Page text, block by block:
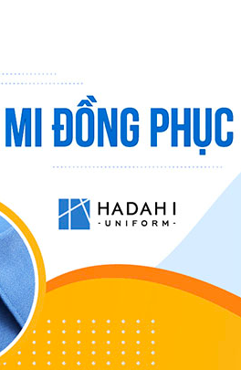
XU HƯỚNG NHỮNG MẪU ÁO ĐỒNG PHỤC
ĐƯỢC ƯA CHUỘNG TẠI HADAHI 2026
Cập nhật các mẫu áo đồng phục được ưa
tại Hadahi 2026 dành cho công ty, hội